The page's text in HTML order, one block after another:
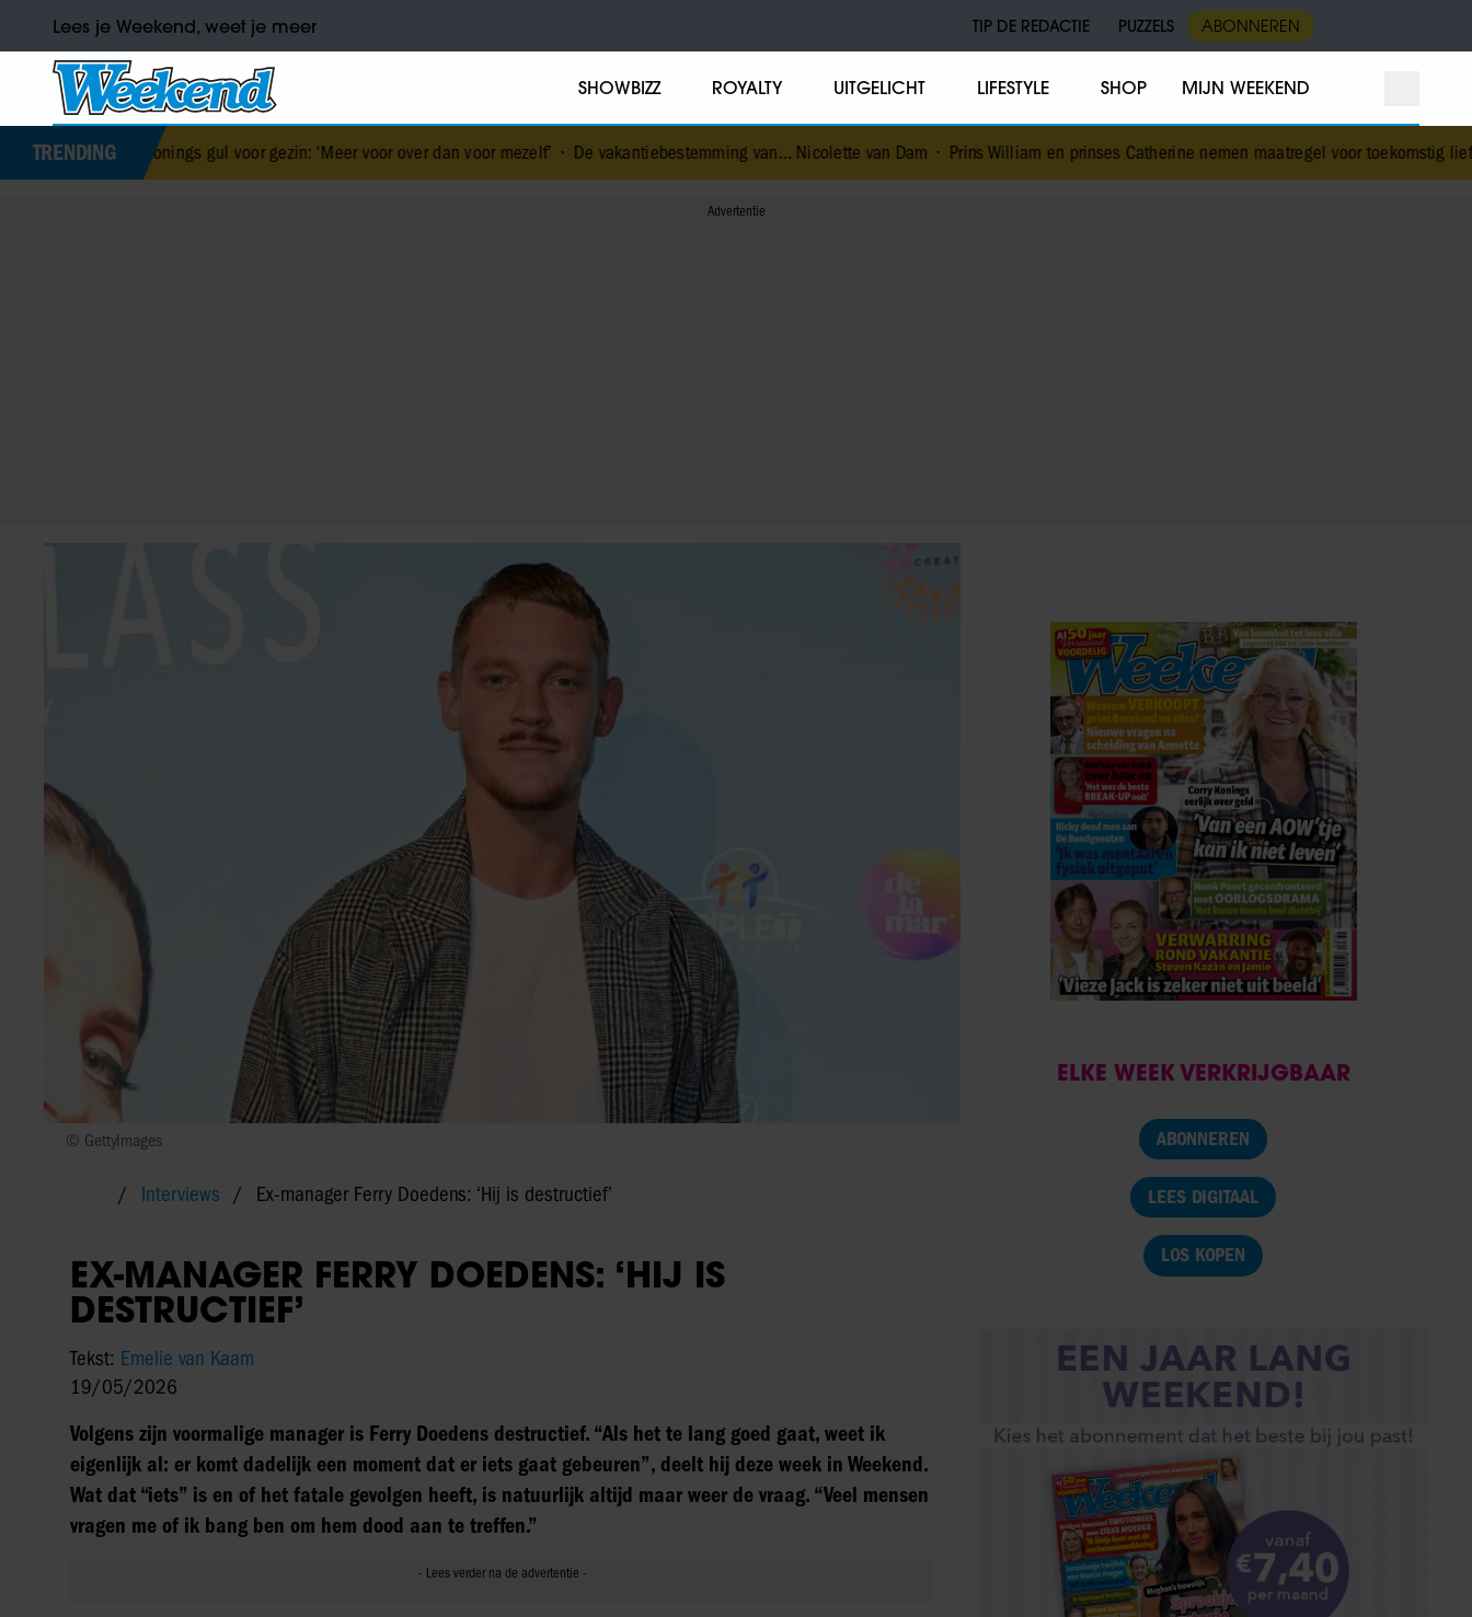
Lees je Weekend, weet je meer TIP DE REDACTIE PUZZELS ABONNEREN
SHOWBIZZ ROYALTY UITGELICHT LIFESTYLE SHOP MIJN WEEKEND
TRENDING
Konings gul voor gezin: ‘Meer voor over dan voor mezelf’•De vakantiebestemming van… Nicolette van Dam•Prins William en prinses Catherine nemen maatregel voor toekomstig liefdesleven van
© GettyImages
Interviews Ex-manager Ferry Doedens: ‘Hij is destructief’
EX-MANAGER FERRY DOEDENS: ‘HIJ IS
DESTRUCTIEF’
Tekst: Emelie van Kaam
19/05/2026
Volgens zijn voormalige manager is Ferry Doedens destructief. “Als het te lang goed gaat, weet ik
eigenlijk al: er komt dadelijk een moment dat er iets gaat gebeuren”, deelt hij deze week in Weekend.
Wat dat “iets” is en of het fatale gevolgen heeft, is natuurlijk altijd maar weer de vraag. “Veel mensen
vragen me of ik bang ben om hem dood aan te treffen.”
ELKE WEEK VERKRIJGBAAR
ABONNEREN
LEES DIGITAAL
LOS KOPEN